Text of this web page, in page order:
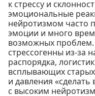
к стрессу и
эмоциональные
нейротизмом часто
эмоции и много
возможных
стрессогенны из-за
распорядка,
всплывающих
и давления
с высоким